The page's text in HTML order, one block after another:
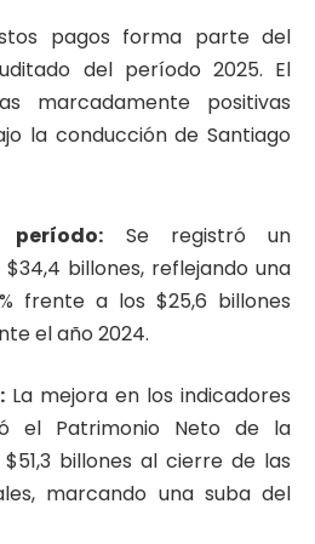
pagos forma parte del
del período 2025. El
marcadamente positivas
la conducción de Santiago
Se registró un
billones, reflejando una
frente a los $25,6 billones
el año 2024.
La mejora en los indicadores
el Patrimonio Neto de la
billones al cierre de las
marcando una suba del